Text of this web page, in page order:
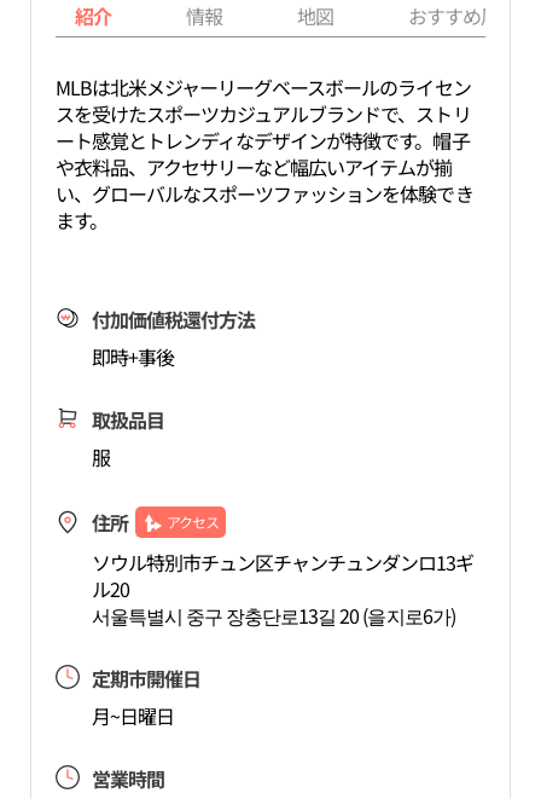
紹介 情報 地図 おすすめ周辺
MLBは北米メジャーリーグベースボールのライセン
スを受けたスポーツカジュアルブランドで、ストリ
ート感覚とトレンディなデザインが特徴です。帽子
や衣料品、アクセサリーなど幅広いアイテムが揃
い、グローバルなスポーツファッションを体験でき
ます。
付加価値税還付方法
即時+事後
取扱品目
服
住所 アクセス
ソウル特別市チュン区チャンチュンダンロ13ギ
ル20
서울특별시 중구 장충단로13길 20 (을지로6가)
定期市開催日
月~日曜日
営業時間